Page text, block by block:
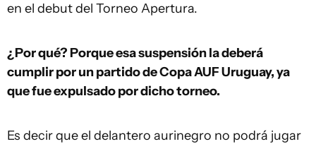
en el debut del Torneo Apertura.
¿Por qué? Porque esa suspensión la deberá
cumplir por un partido de Copa AUF Uruguay, ya
que fue expulsado por dicho torneo.
Es decir que el delantero aurinegro no podrá jugar